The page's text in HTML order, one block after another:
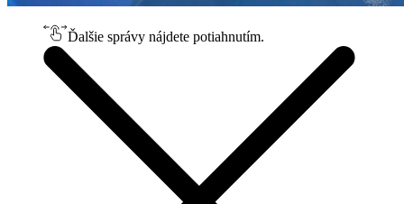
Ďalšie správy nájdete potiahnutím.